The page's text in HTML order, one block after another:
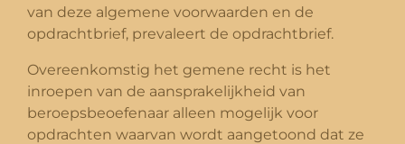
van deze algemene voorwaarden en de
opdrachtbrief, prevaleert de opdrachtbrief.
Overeenkomstig het gemene recht is het
inroepen van de aansprakelijkheid van
beroepsbeoefenaar alleen mogelijk voor
opdrachten waarvan wordt aangetoond dat ze